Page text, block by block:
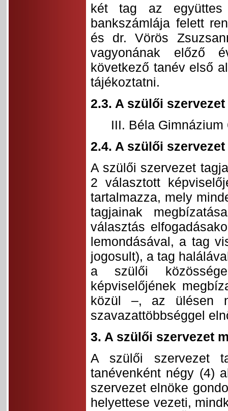
két tag az együttes
bankszámlája felett
és dr. Vörös
vagyonának előző
következő tanév első
tájékoztatni.
2.3. A szülői
III. Béla
2.4. A szülői
A szülői szervezet
2 választott
tartalmazza, mely
tagjainak
választás
lemondásával, a tag
jogosult), a tag
a szülői
képviselőjének
közül –, az ülésen
szavazattöbbséggel
3. A szülői szervezet
A szülői szervezet
tanévenként négy (4)
szervezet elnöke
helyettese vezeti,